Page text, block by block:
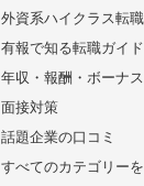
外資系ハイクラス転職
有報で知る転職ガイド
年収・報酬・ボーナス
面接対策
話題企業の口コミ
すべてのカテゴリー